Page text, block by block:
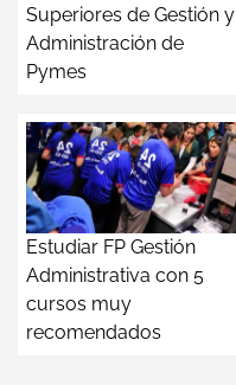
Superiores de Gestión y
Administración de
Pymes
Estudiar FP Gestión
Administrativa con 5
cursos muy
recomendados